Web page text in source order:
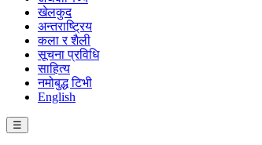
खेलकुद
अन्तराष्ट्रिय
कला र शैली
सूचना प्रविधि
साहित्य
नमोबुद्ध टिभी
English
☰